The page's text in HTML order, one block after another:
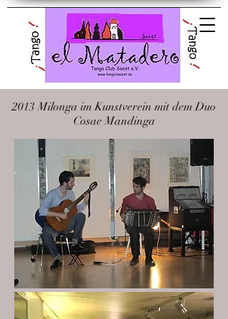
El Matadero Tango
Club Soest e.V.
2013 Milonga im Kunstverein mit dem Duo
Cosae Mandinga